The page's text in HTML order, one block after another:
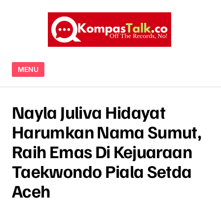
MENU
Nayla Juliva Hidayat
Harumkan Nama Sumut,
Raih Emas Di Kejuaraan
Taekwondo Piala Setda
Aceh